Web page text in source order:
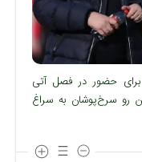
برای حضور در فصل آتی
رو سرخ‌پوشان به سراغ